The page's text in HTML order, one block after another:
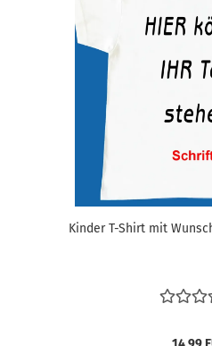
Kinder T-Shirt mit